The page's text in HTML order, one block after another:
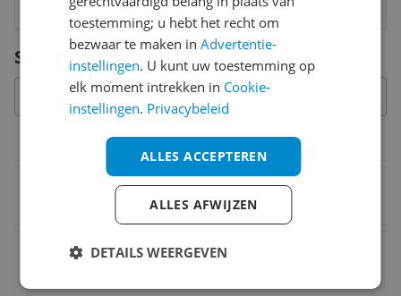
Specificaties
Belangrijkste kenmerken
8
7
6
5
4
3
2
Vraag 1 van 4
toestemming; u hebt het recht om
bezwaar te maken inAdvertentie-
instellingen. U kunt uw toestemming op
elk moment intrekken in Cookie-
instellingen. Privacybeleid
ALLES ACCEPTEREN
ALLES AFWIJZEN
DETAILS WEERGEVEN